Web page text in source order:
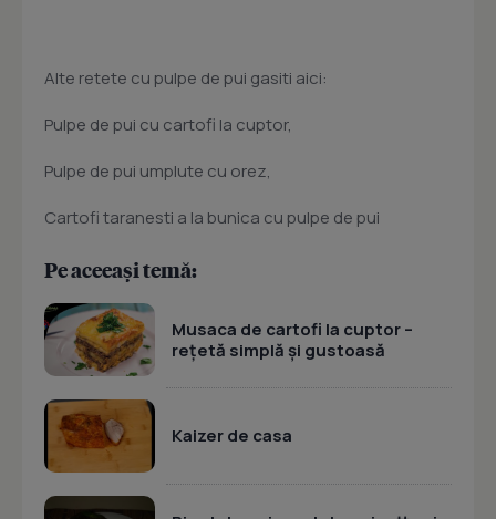
Alte retete cu pulpe de pui gasiti aici:
Pulpe de pui cu cartofi la cuptor,
Pulpe de pui umplute cu orez,
Cartofi taranesti a la bunica cu pulpe de pui
Pe aceeași temă:
Musaca de cartofi la cuptor –
rețetă simplă și gustoasă
Kaizer de casa